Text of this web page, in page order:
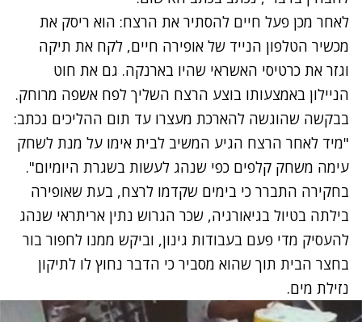
לאחר מכן פעל חיים להסתיר את הרצח: הוא ריסק את
מכשיר הטלפון הנייד של אופירה חיים, לקח את תיקה
וגזר את כרטיסי האשראי שהיו בארנקה. גם את חוט
הניילון באמצעותו בוצע הרצח השליך לפח אשפה מרוחק.
בבקשה שהוגשה להארכת מעצרו עד תום ההליכים נכתב:
"מיד לאחר הרצח הגיע המשיב לבית אימו על מנת לשחק
עימה משחק קלפים כפי שנהג לעשות בשגרת היומיום".
בחקירה התברר כי בימים שקדמו לרצח, בעת שאופירה
בילתה בטיול בגיאורגיה, שכר הגרוש נתין אריתראי שנהג
להעסיק מדי פעם בעבודות גינון, וביקש ממנו לחפור בור
בחצר הבית תוך שהוא מסביר כי הדבר נחוץ לו לתיקון
נזילת מים.